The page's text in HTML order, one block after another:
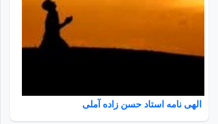
الهی نامه استاد حسن زاده آملی